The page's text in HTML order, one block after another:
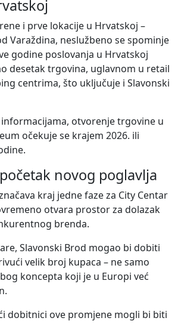
i prve lokacije u Hrvatskoj –
Varaždina, neslužbeno se spominje
godine poslovanja u Hrvatskoj
desetak trgovina, uglavnom u retail
centrima, što uključuje i Slavonski
otvorenje trgovine u
očekuje se krajem 2026. ili
novog poglavlja
kraj jedne faze za City Centar
otvara prostor za dolazak
brenda.
Slavonski Brod mogao bi dobiti
velik broj kupaca – ne samo
koncepta koji je u Europi već
dobitnici ove promjene mogli bi biti